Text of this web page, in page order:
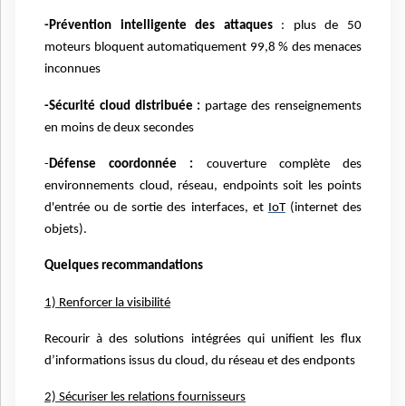
-Prévention intelligente des attaques: plus de 50
moteurs bloquent automatiquement 99,8 % des menaces
inconnues
-Sécurité cloud distribuée : partage des renseignements
en moins de deux secondes
-Défense coordonnée : couverture complète des
environnements cloud, réseau, endpoints soit les points
d'entrée ou de sortie des interfaces, et IoT(internet des
objets).
Quelques recommandations
1) Renforcer la visibilité
Recourir à des solutions intégrées qui unifient les flux
d’informations issus du cloud, du réseau et des endponts
2) Sécuriser les relations fournisseurs